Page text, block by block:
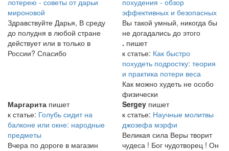
лотерею - советы от дарьи
мироновой
Здравствуйте Дарья, В среду
до полудня в любой стране
действует или в только в
России? Спасибо
похудения - обзор
эффективных и безопасных
Вы такой умный, никогда бы
не догадались до этого
. пишет
к статье: Как быстро
похудеть подростку: теория
и практика потери веса
Как можно худеть не особо
физически
Маргарита пишет
к статье: Голубь сидит на
балконе или окне: народные
предметы
Вчера по дороге в магазин
Sergey пишет
к статье: Научные молитвы
джозефа мэрфи
Великая сила Веры творит
чудеса ! Бог чудотворец ! Он